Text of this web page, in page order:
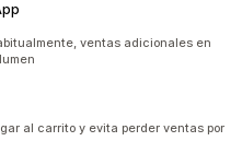
ventas adicionales en
al carrito y evita perder ventas por